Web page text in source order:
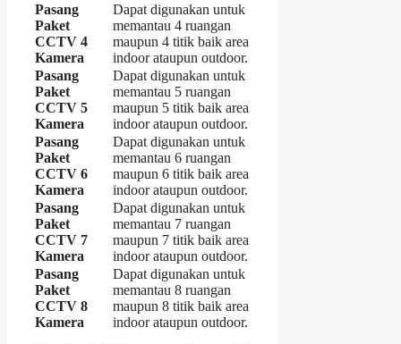
Pasang
Paket
CCTV 4
Kamera
Dapat digunakan untuk
memantau 4 ruangan
maupun 4 titik baik area
indoor ataupun outdoor.
Pasang
Paket
CCTV 5
Kamera
Dapat digunakan untuk
memantau 5 ruangan
maupun 5 titik baik area
indoor ataupun outdoor.
Pasang
Paket
CCTV 6
Kamera
Dapat digunakan untuk
memantau 6 ruangan
maupun 6 titik baik area
indoor ataupun outdoor.
Pasang
Paket
CCTV 7
Kamera
Dapat digunakan untuk
memantau 7 ruangan
maupun 7 titik baik area
indoor ataupun outdoor.
Pasang
Paket
CCTV 8
Kamera
Dapat digunakan untuk
memantau 8 ruangan
maupun 8 titik baik area
indoor ataupun outdoor.